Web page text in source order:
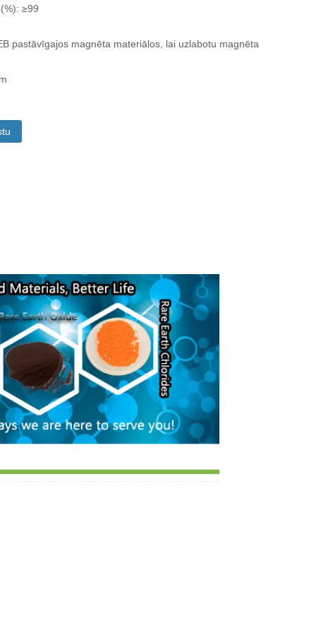
≥99
pastāvīgajos magnēta materiālos, lai uzlabotu magnēta